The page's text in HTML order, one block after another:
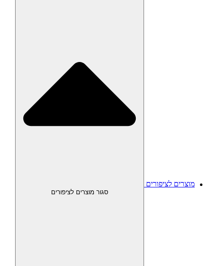
מוצרים לציפורים
סגור מוצרים לציפורים